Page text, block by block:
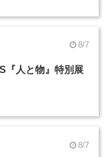
8/7
『人と物』特別展
8/7